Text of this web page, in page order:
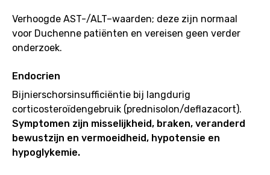
Verhoogde AST-/ALT–waarden; deze zijn normaal
voor Duchenne patiënten en vereisen geen verder
onderzoek.
Endocrien
Bijnierschorsinsufficiëntie bij langdurig
corticosteroïdengebruik (prednisolon/deflazacort).
Symptomen zijn misselijkheid, braken, veranderd
bewustzijn en vermoeidheid, hypotensie en
hypoglykemie.